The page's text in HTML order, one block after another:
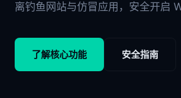
离钓鱼网站与仿冒应用，安全开启
了解核心功能 安全指南